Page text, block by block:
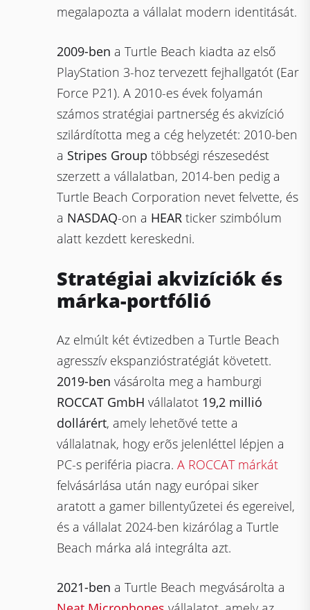
megalapozta a vállalat modern identitását.
2009-ben a Turtle Beach kiadta az első
PlayStation 3-hoz tervezett fejhallgatót (Ear
Force P21). A 2010-es évek folyamán
számos stratégiai partnerség és akvizíció
szilárdította meg a cég helyzetét: 2010-ben
a Stripes Group többségi részesedést
szerzett a vállalatban, 2014-ben pedig a
Turtle Beach Corporation nevet felvette, és
a NASDAQ-on a HEAR ticker szimbólum
alatt kezdett kereskedni.
Stratégiai akvizíciók és
márka-portfólió
Az elmúlt két évtizedben a Turtle Beach
agresszív ekspanzióstratégiát követett.
2019-ben vásárolta meg a hamburgi
ROCCAT GmbH vállalatot 19,2 millió
dollárért, amely lehetõvé tette a
vállalatnak, hogy erõs jelenléttel lépjen a
PC-s periféria piacra.A ROCCAT márkát
felvásárlása után nagy európai siker
aratott a gamer billentyűzetei és egereivel,
és a vállalat 2024-ben kizárólag a Turtle
Beach márka alá integrálta azt.
2021-ben a Turtle Beach megvásárolta a